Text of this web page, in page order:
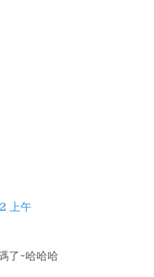
上午
了~哈哈哈